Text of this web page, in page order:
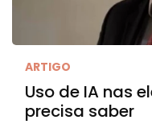
ARTIGO
Uso de IA nas
precisa saber